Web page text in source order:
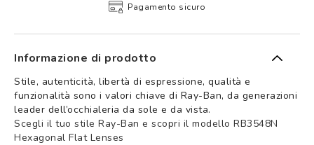
Pagamento sicuro
Informazione di prodotto
Stile, autenticità, libertà di espressione, qualità e
funzionalità sono i valori chiave di Ray-Ban, da generazioni
leader dell’occhialeria da sole e da vista.
Scegli il tuo stile Ray-Ban e scopri il modello RB3548N
Hexagonal Flat Lenses